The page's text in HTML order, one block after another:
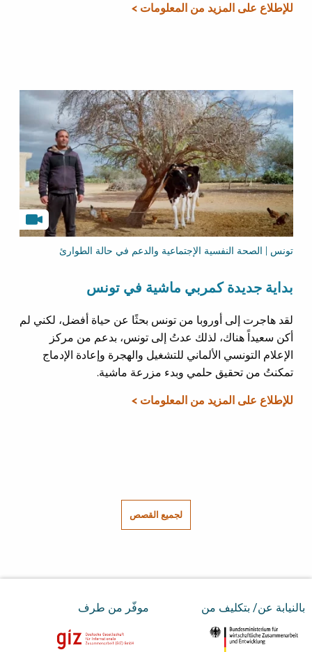
للإطلاع على المزيد من المعلومات >
تونس | الصحة النفسية الإجتماعية والدعم في حالة الطوارئ
بداية جديدة كمربي ماشية في تونس
لقد هاجرت إلى أوروبا من تونس بحثًا عن حياة أفضل، لكني لم
أكن سعيداً هناك، لذلك عدتُ إلى تونس، بدعم من مركز
الإعلام التونسي الألماني للتشغيل والهجرة وإعادة الإدماج
تمكنتُ من تحقيق حلمي وبدء مزرعة ماشية.
للإطلاع على المزيد من المعلومات >
لجميع القصص
بالنيابة عن/ بتكليف من موفّر من طرف